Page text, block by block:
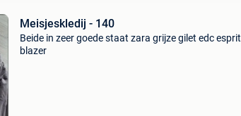
Meisjeskledij - 140
Beide in zeer goede staat zara grijze gilet edc esprit
blazer